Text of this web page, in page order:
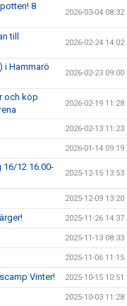
8
2026-03-04 08:32
till
2026-02-24 14:02
i Hammarö
2026-02-23 09:00
och köp
2026-02-19 11:28
2026-02-13 11:23
2026-01-14 09:19
12 16.00-
2025-12-15 13:53
2025-12-09 13:20
2025-11-26 14:37
2025-11-13 08:33
2025-11-06 11:15
Vinter! 2025-10-15 10:51
2025-10-03 11:28